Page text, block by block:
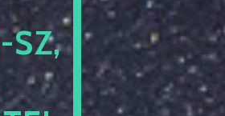
SZ,